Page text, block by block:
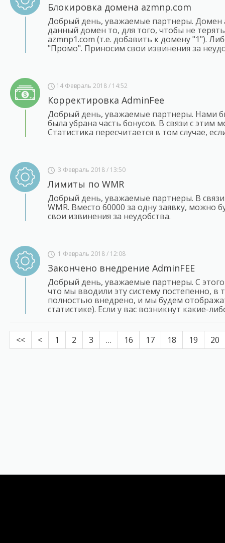
Блокировка домена azmnp.com
Добрый день, уважаемые партнеры. Домен
данный домен то, для того, чтобы не
azmnp1.com (т.е. добавить к домену "1").
"Промо". Приносим свои извинения за
14 Февраль 2018 / 14:52
Корректировка AdminFee
Добрый день, уважаемые партнеры. Нами
была убрана часть бонусов. В связи с
Статистика пересчитается в том случае,
3 Февраль 2018 / 13:50
Лимиты по WMR
Добрый день, уважаемые партнеры. В
WMR. Вместо 60000 за одну заявку, можно
свои извинения за неудобства.
1 Февраль 2018 / 12:08
Закончено внедрение AdminFEE
Добрый день, уважаемые партнеры. С
что мы вводили эту систему постепенно, в
полностью внедрено, и мы будем
статистике). Если у вас возникнут какие-
<< < 1 2 3 … 16 17 18 19 20